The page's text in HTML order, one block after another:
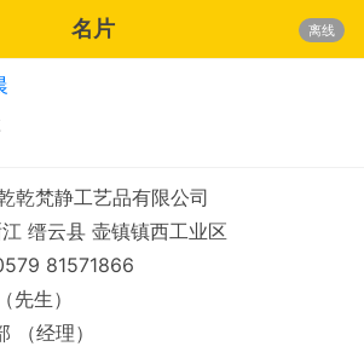
名片 离线
乾梵静工艺品有限公司
缙云县 壶镇镇西工业区
81571866
生）
（经理）